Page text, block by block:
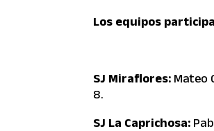
Los equipos
SJ Miraflores: Mateo
8.
SJ La Caprichosa: